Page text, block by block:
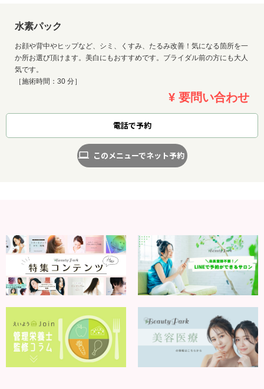
水素パック
お顔や背中やヒップなど、シミ、くすみ、たるみ改善！気になる箇所を一
か所お選び頂けます。美白にもおすすめです。ブライダル前の方にも大人
気です。
［施術時間：30 分］
¥ 要問い合わせ
電話で予約
このメニューでネット予約